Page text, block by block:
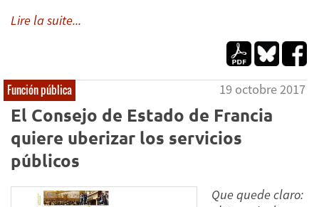
Lire la suite...
Función pública 19 octobre 2017
El Consejo de Estado de Francia
quiere uberizar los servicios
públicos
Que quede claro: